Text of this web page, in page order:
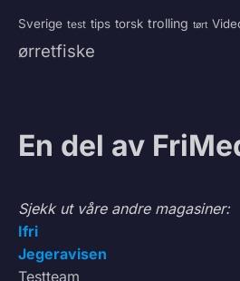
Sverige test tips torsk trolling tørt
ørretfiske
En del av
Sjekk ut våre andre magasiner:
Ifri
Jegeravisen
Testteam